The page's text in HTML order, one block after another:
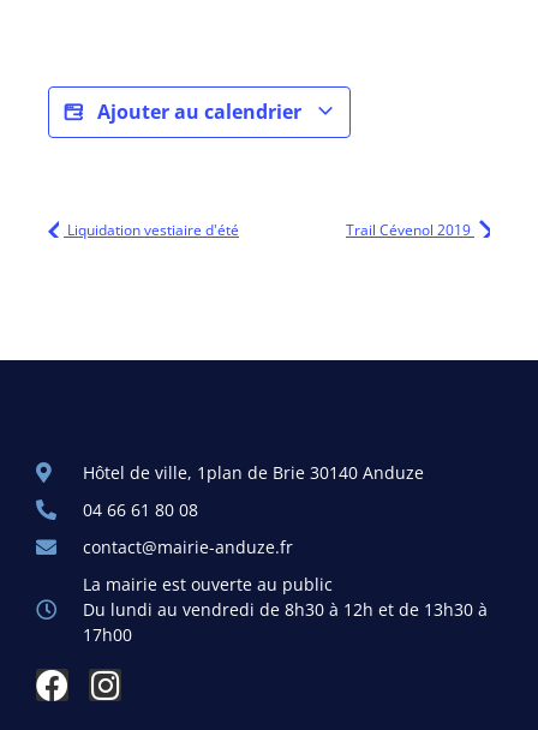
Ajouter au calendrier
Liquidation vestiaire d'été Trail Cévenol 2019
Hôtel de ville, 1plan de Brie 30140 Anduze
04 66 61 80 08
contact@mairie-anduze.fr
La mairie est ouverte au public
Du lundi au vendredi de 8h30 à 12h et de 13h30 à
17h00